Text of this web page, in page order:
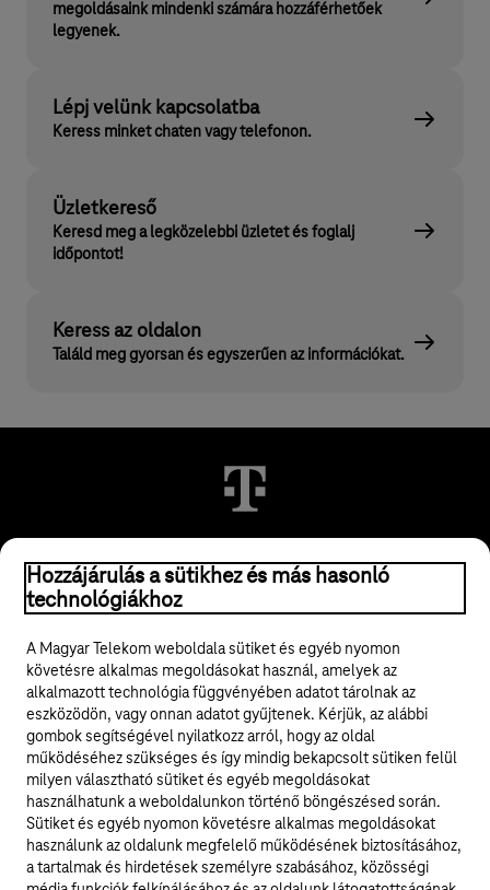
megoldásaink mindenki számára hozzáférhetőek
legyenek.
Lépj velünk kapcsolatba
Keress minket chaten vagy telefonon.
Üzletkereső
Keresd meg a legközelebbi üzletet és foglalj
időpontot!
Keress az oldalon
Találd meg gyorsan és egyszerűen az információkat.
© 2026 Magyar Telekom Nyrt.
ÁSZF
Adatvédelem
Felhívások
Közösségi média
Hozzájárulás a sütikhez és más hasonló
technológiákhoz
A Magyar Telekom weboldala sütiket és egyéb nyomon
követésre alkalmas megoldásokat használ, amelyek az
alkalmazott technológia függvényében adatot tárolnak az
eszközödön, vagy onnan adatot gyűjtenek. Kérjük, az alábbi
gombok segítségével nyilatkozz arról, hogy az oldal
működéséhez szükséges és így mindig bekapcsolt sütiken felül
milyen választható sütiket és egyéb megoldásokat
használhatunk a weboldalunkon történő böngészésed során.
Sütiket és egyéb nyomon követésre alkalmas megoldásokat
használunk az oldalunk megfelelő működésének biztosításához,
a tartalmak és hirdetések személyre szabásához, közösségi